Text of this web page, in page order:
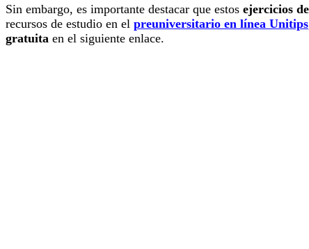
Sin embargo, es importante destacar que estos ejercicios
recursos de estudio en el preuniversitario en línea Unitips
gratuita en el siguiente enlace.